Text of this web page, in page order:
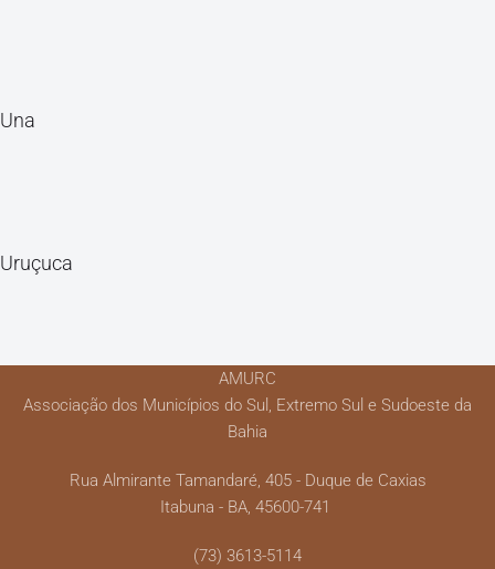
Una
Uruçuca
AMURC
Associação dos Municípios do Sul, Extremo Sul e Sudoeste da
Bahia
Rua Almirante Tamandaré, 405 - Duque de Caxias
Itabuna - BA, 45600-741
(73) 3613-5114